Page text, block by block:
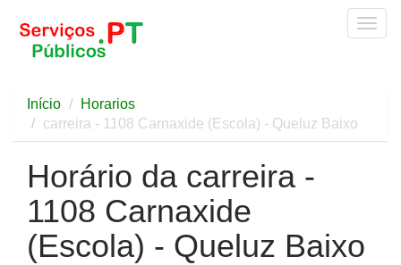
Início
Horarios
carreira - 1108 Carnaxide (Escola) - Queluz Baixo
Horário da carreira -
1108 Carnaxide
(Escola) - Queluz Baixo